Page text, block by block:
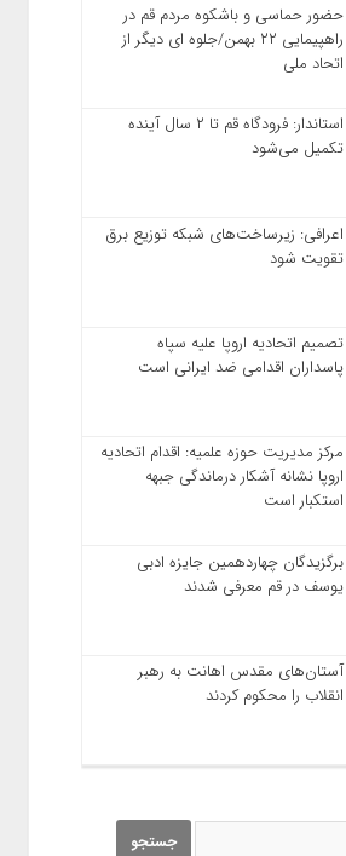
حضور حماسی و باشکوه مردم قم در
راهپیمایی ۲۲ بهمن/جلوه ای دیگر از
اتحاد ملی
استاندار: فرودگاه قم تا ۲ سال آینده
تکمیل می‌شود
اعرافی: زیرساخت‌های شبکه توزیع برق
تقویت شود
تصمیم اتحادیه اروپا علیه سپاه
پاسداران اقدامی ضد ایرانی است
مرکز مدیریت حوزه علمیه: اقدام اتحادیه
اروپا نشانه آشکار درماندگی جبهه
استکبار است
برگزیدگان چهاردهمین جایزه ادبی
یوسف در قم معرفی شدند
آستان‌های مقدس اهانت به رهبر
انقلاب را محکوم کردند